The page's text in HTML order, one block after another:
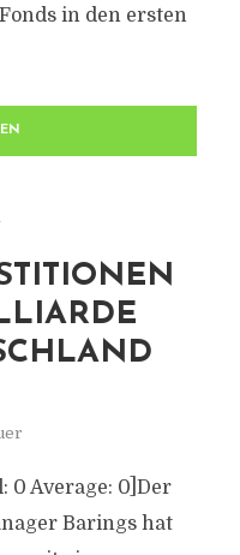
in den ersten
0 Average: 0]Der
Barings hat